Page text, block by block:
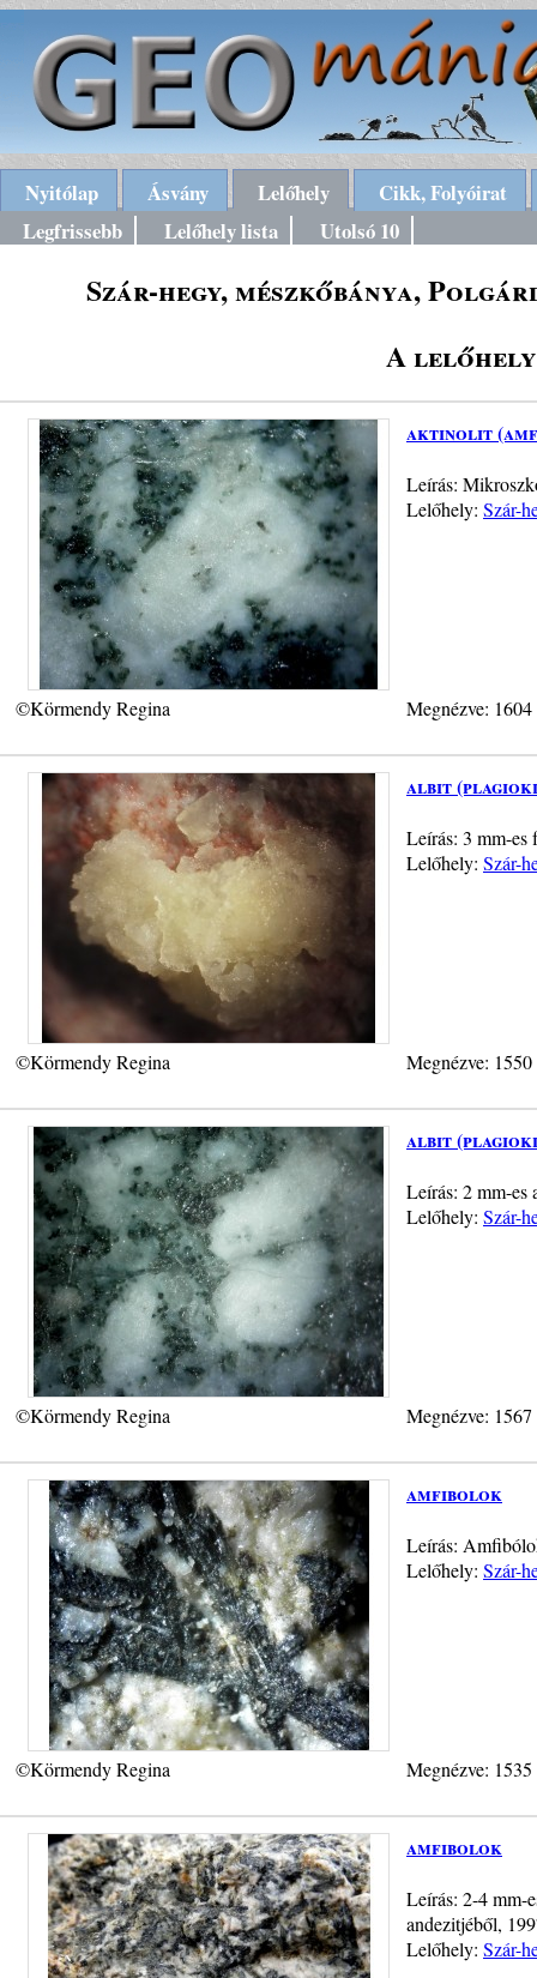
Nyitólap Ásvány Lelőhely
Cikk, Folyóirat
Legfrissebb
Lelőhely lista Utolsó 10
Szár-hegy, mészkőbánya,
A lelőhely
aktinolit
Leírás:
Lelőhely: Szár-
©Körmendy Regina Megnézve:
albit
Leírás: 3 mm-es
Lelőhely: Szár-
©Körmendy Regina Megnézve:
albit
Leírás: 2 mm-es
Lelőhely: Szár-
©Körmendy Regina Megnézve:
amfibolok
Leírás:
Lelőhely: Szár-
©Körmendy Regina Megnézve:
amfibolok
Leírás: 2-4 mm-
andezitjéből,
Lelőhely: Szár-